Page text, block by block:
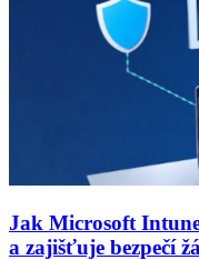
Jak Microsoft
a zajišťuje bezpečí